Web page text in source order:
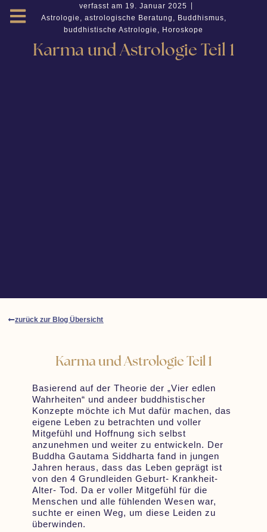
verfasst am 19. Januar 2025
Astrologie , astrologische Beratung , Buddhismus,
buddhistische Astrologie , Horoskope
Karma und Astrologie Teil 1
zurück zur Blog Übersicht
Karma und Astrologie Teil 1
Basierend auf der Theorie der „Vier edlen
Wahrheiten“ und andeer buddhistischer
Konzepte möchte ich Mut dafür machen, das
eigene Leben zu betrachten und voller
Mitgefühl und Hoffnung sich selbst
anzunehmen und weiter zu entwickeln. Der
Buddha Gautama Siddharta fand in jungen
Jahren heraus, dass das Leben geprägt ist
von den 4 Grundleiden Geburt- Krankheit-
Alter- Tod. Da er voller Mitgefühl für die
Menschen und alle fühlenden Wesen war,
suchte er einen Weg, um diese Leiden zu
überwinden.